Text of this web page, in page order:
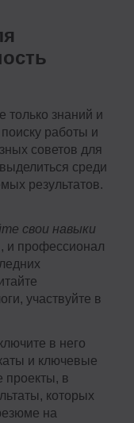
только знаний и
работы и
советов для
среди
результатов.
свои навыки
и профессионал
участвуйте в
в него
и ключевые
проекты, в
которых
на